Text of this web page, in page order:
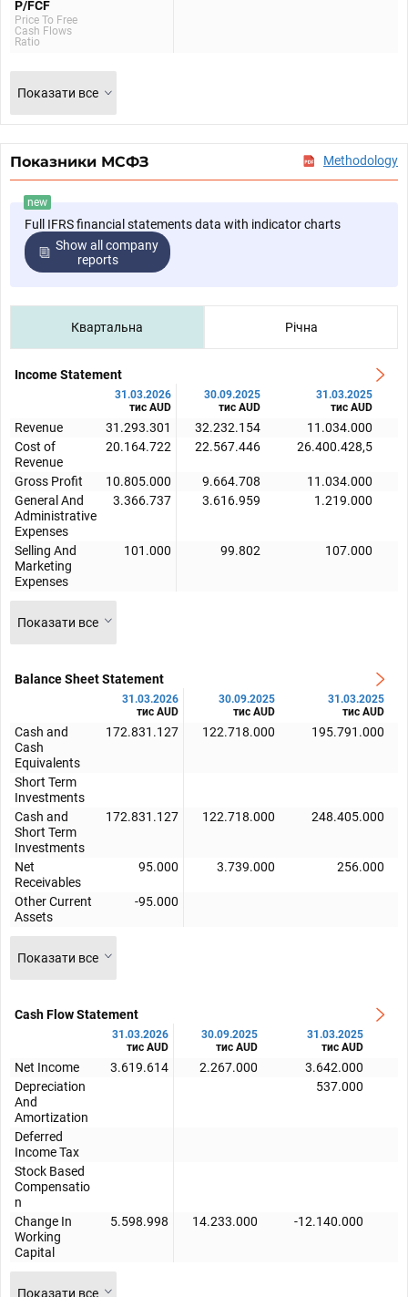
P/FCF
Price To Free
Cash Flows
Ratio
Показати все
Показники МСФЗ Methodology
new
Full IFRS financial statements data with indicator charts
Show all company
reports
Квартальна Річна
Income Statement
31.03.2026
тис AUD
30.09.2025
тис AUD
31.03.2025
тис AUD
Revenue 31.293.301 32.232.154
11.034.000
Cost of
Revenue
20.164.722 22.567.446 26.400.428,5
Gross Profit 10.805.000 9.664.708
11.034.000
General And
Administrative
Expenses
3.366.737 3.616.959 1.219.000
Selling And
Marketing
Expenses
101.000 99.802 107.000
Показати все
Balance Sheet Statement
31.03.2026
тис AUD
30.09.2025
тис AUD
31.03.2025
тис AUD
Cash and
Cash
Equivalents
172.831.127 122.718.000 195.791.000
Short Term
Investments
Cash and
Short Term
Investments
172.831.127 122.718.000 248.405.000
Net
Receivables
95.000 3.739.000 256.000
Other Current
Assets
-95.000
Показати все
Cash Flow Statement
31.03.2026
тис AUD
30.09.2025
тис AUD
31.03.2025
тис AUD
Net Income 3.619.614 2.267.000
3.642.000
Depreciation
And
Amortization
537.000
Deferred
Income Tax
Stock Based
Compensatio
n
Change In
Working
Capital
5.598.998 14.233.000 -12.140.000
Показати все